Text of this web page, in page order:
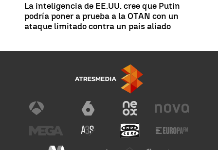
La inteligencia de EE.UU. cree que Putin
podría poner a prueba a la OTAN con un
ataque limitado contra un país aliado